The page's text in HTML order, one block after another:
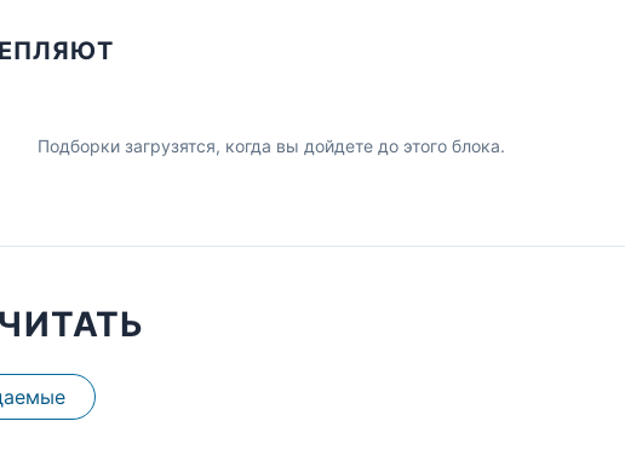
Подборки загрузятся, когда вы дойдете до этого блока.